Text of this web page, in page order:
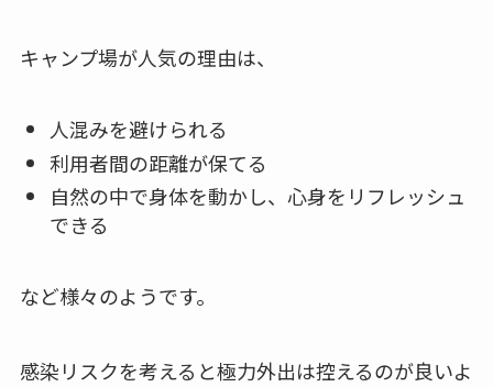
キャンプ場が人気の理由は、
人混みを避けられる
利用者間の距離が保てる
自然の中で身体を動かし、心身をリフレッシュ
できる
など様々のようです。
感染リスクを考えると極力外出は控えるのが良いよ